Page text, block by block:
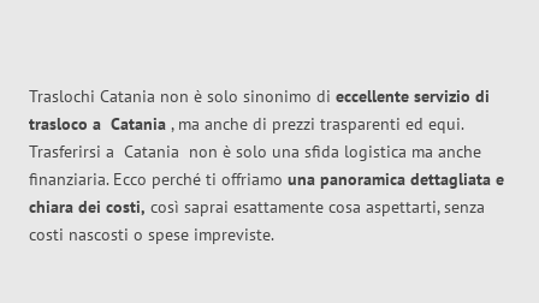
Traslochi Catania non è solo sinonimo di eccellente servizio di
trasloco a Catania , ma anche di prezzi trasparenti ed equi.
Trasferirsi a Catania non è solo una sfida logistica ma anche
finanziaria. Ecco perché ti offriamo una panoramica dettagliata e
chiara dei costi, così saprai esattamente cosa aspettarti, senza
costi nascosti o spese impreviste.